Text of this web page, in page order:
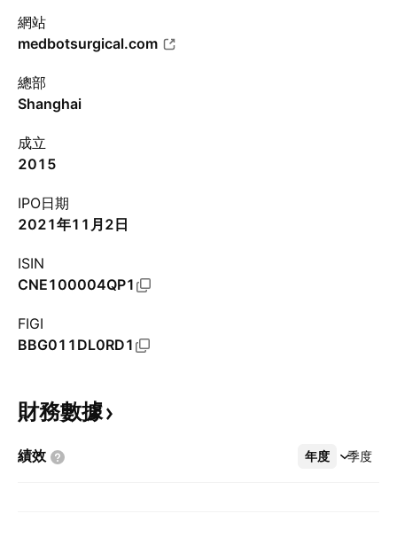
網站
medbotsurgical.com
總部
Shanghai
成立
2015
IPO日期
2021年11月2日
ISIN
CNE100004QP1
FIGI
BBG011DL0RD1
財務數據
績效 年度 季度
更多